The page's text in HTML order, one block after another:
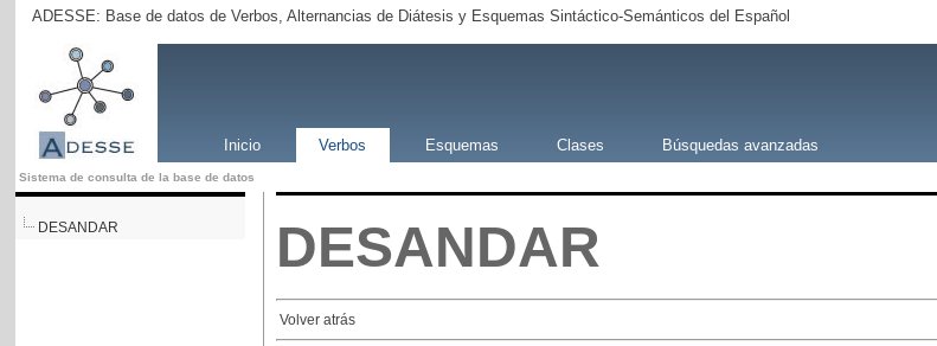
ADESSE: Base de datos de Verbos, Alternancias de Diátesis y Esquemas Sintáctico-Semánticos del Español
Inicio Verbos Esquemas Clases Búsquedas avanzadas
Sistema de consulta de la base de datos
DESANDAR DESANDAR
Volver atrás